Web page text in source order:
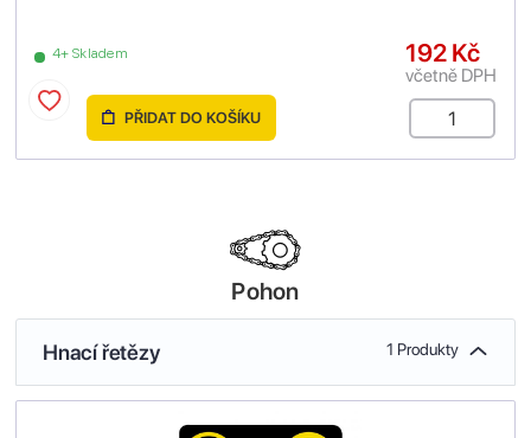
4+ Skladem 192 Kč
včetně DPH
PŘIDAT DO KOŠÍKU
Pohon
Hnací řetězy 1 Produkty